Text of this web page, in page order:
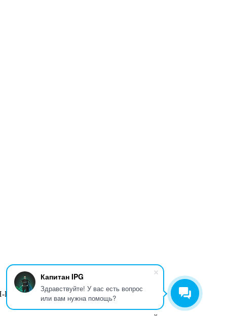
Капитан IPG
Здравствуйте! У вас есть вопрос
или вам нужна помощь?
ПТ 9:00-18:00